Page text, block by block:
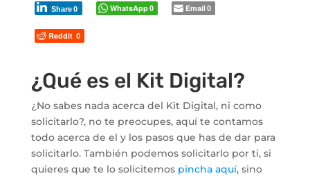
Share0 WhatsApp0 Email0
Reddit 0
¿Qué es el Kit Digital?
¿No sabes nada acerca del Kit Digital, ni como
solicitarlo?, no te preocupes, aquí te contamos
todo acerca de el y los pasos que has de dar para
solicitarlo. También podemos solicitarlo por ti, si
quieres que te lo solicitemos pincha aquí, sino